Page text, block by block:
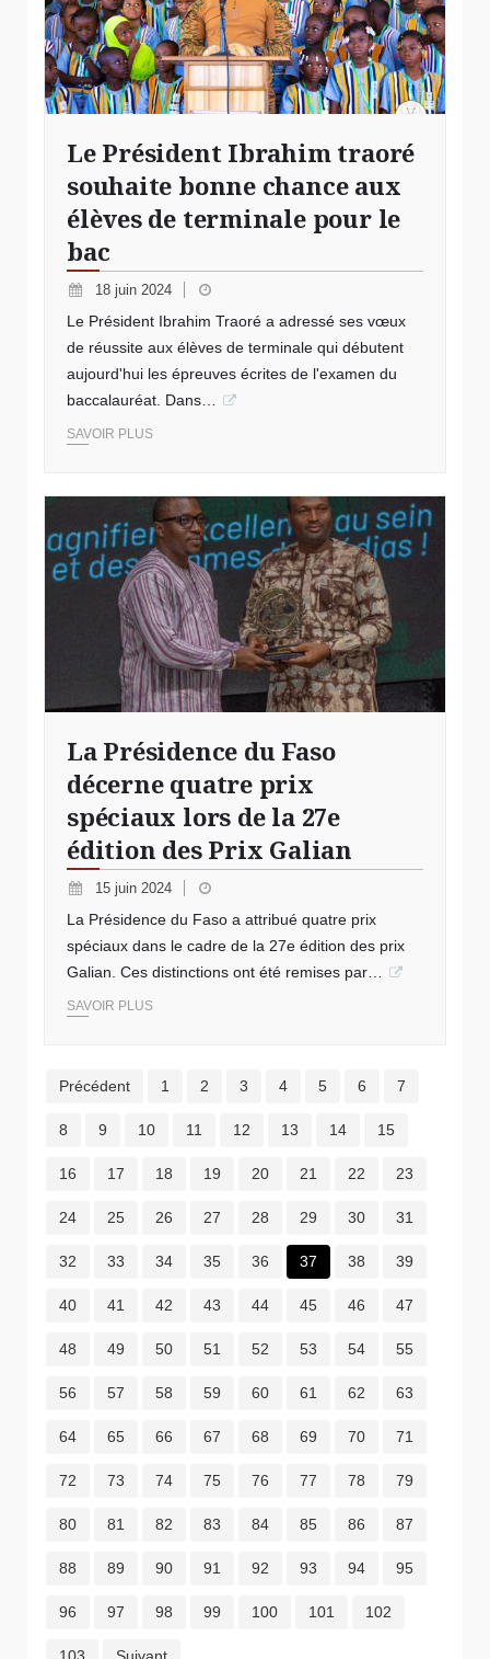
Le Président Ibrahim traoré
souhaite bonne chance aux
élèves de terminale pour le
bac
18 juin 2024
Le Président Ibrahim Traoré a adressé ses vœux
de réussite aux élèves de terminale qui débutent
aujourd'hui les épreuves écrites de l'examen du
baccalauréat. Dans…
SAVOIR PLUS
La Présidence du Faso
décerne quatre prix
spéciaux lors de la 27e
édition des Prix Galian
15 juin 2024
La Présidence du Faso a attribué quatre prix
spéciaux dans le cadre de la 27e édition des prix
Galian. Ces distinctions ont été remises par…
SAVOIR PLUS
Précédent 1 2 3 4 5 6 7
8 9 10 11 12 13 14 15
16 17 18 19 20 21 22 23
24 25 26 27 28 29 30 31
32 33 34 35 36 37 38 39
40 41 42 43 44 45 46 47
48 49 50 51 52 53 54 55
56 57 58 59 60 61 62 63
64 65 66 67 68 69 70 71
72 73 74 75 76 77 78 79
80 81 82 83 84 85 86 87
88 89 90 91 92 93 94 95
96 97 98 99 100 101 102